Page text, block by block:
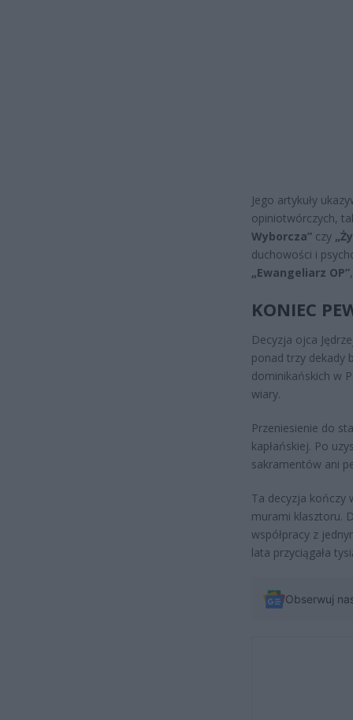
Jego artykuły
opiniotwórczych,
Wyborcza” czy
duchowości i
„Ewangeliarz OP”
KONIEC
Decyzja ojca
ponad trzy dekady
dominikańskich w
wiary.
Przeniesienie do
kapłańskiej. Po
sakramentów ani
Ta decyzja kończy
murami klasztoru.
współpracy z
lata przyciągała
Obserwuj